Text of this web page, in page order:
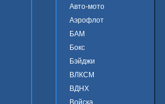
Авто-мото
Аэрофлот
БАМ
Бокс
Бэйджи
ВЛКСМ
ВДНХ
Войска